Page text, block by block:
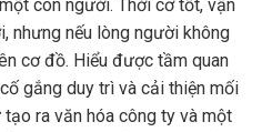
con người. Thời cơ tốt, vận
nhưng nếu lòng người không
cơ đồ. Hiểu được tầm quan
gắng duy trì và cải thiện mối
ra văn hóa công ty và một